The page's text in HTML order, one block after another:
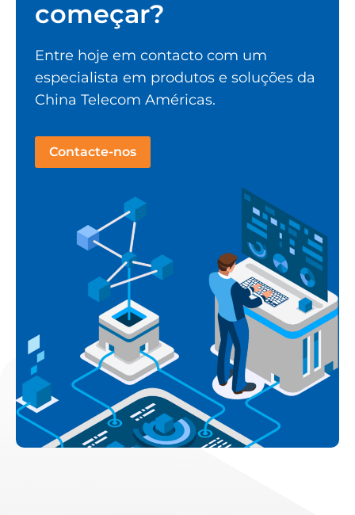
começar?
Entre hoje em contacto com um
especialista em produtos e soluções da
China Telecom Américas.
Contacte-nos